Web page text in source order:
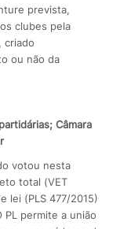
prevista,
clubes pela
criado
ou não da
Câmara
votou nesta
total (VET
lei (PLS 477/2015)
permite a união